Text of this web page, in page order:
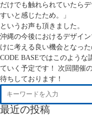
だけでも触れられていたら
すいと感じたため。」
というお声も頂きました。
沖縄の今後におけるデザイ
けに考える良い機会となっ
CODE BASEではこのような
ていく予定です！ 次回開催
待ちしております！
最近の投稿